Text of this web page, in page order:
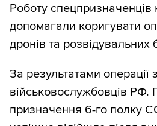
Роботу спецпризначенців
допомагали коригувати
дронів та розвідувальних
За результатами
військовослужбовців РФ.
призначення 6-го полку